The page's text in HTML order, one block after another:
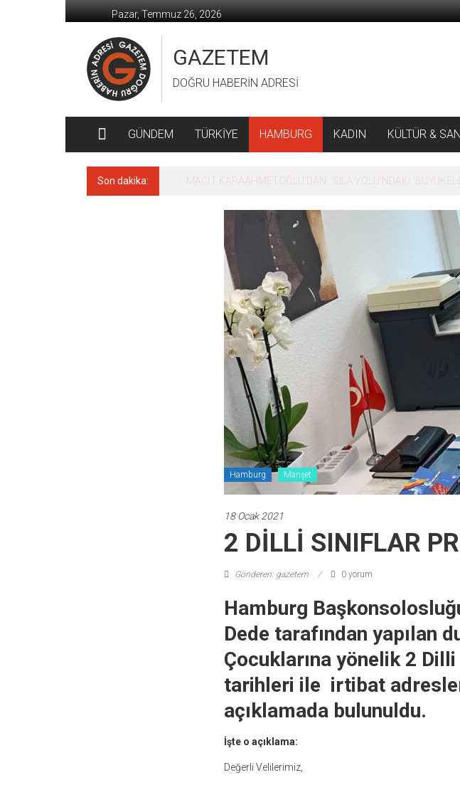
geç
Pazar, Temmuz 26, 2026
GAZETEM
DOĞRU HABERİN ADRESİ
GÜNDEM TÜRKİYE HAMBURG KADIN KÜLTÜR &
Son dakika: MACİT KARAAHMETOĞLU’DAN ‘SILA YOLU’NDAKİ
Hamburg Manşet
18 Ocak 2021
2 DİLLİ SINIFLAR
Gönderen: gazetem 0 yorum
Hamburg
Dede tarafından yapılan
Çocuklarına yönelik 2
tarihleri ile irtibat
açıklamada bulunuldu.
İşte o açıklama:
Değerli Velilerimiz,